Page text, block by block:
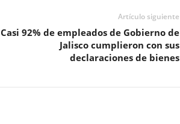
Artículo siguiente
Casi 92% de empleados de Gobierno de
Jalisco cumplieron con sus
declaraciones de bienes